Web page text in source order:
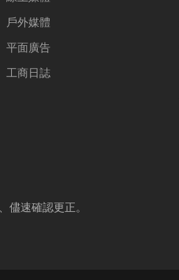
戶外媒體
平面廣告
工商日誌
儘速確認更正。